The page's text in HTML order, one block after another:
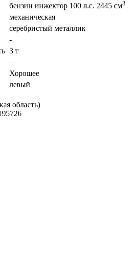
бензин инжектор 100 л.с. 2445 см3
механическая
серебристый металлик
-
3 т
—
Хорошее
левый
область)